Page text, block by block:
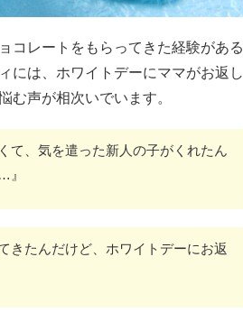
コレートをもらってきた経験がある
には、ホワイトデーにママがお返し
む声が相次いでいます。
て、気を遣った新人の子がくれたん
』
きたんだけど、ホワイトデーにお返